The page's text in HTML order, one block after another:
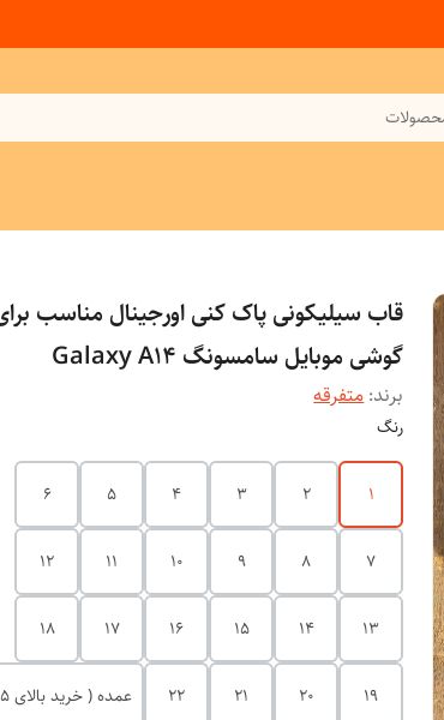
قاب سیلیکونی پاک کنی اورجینال مناسب
گوشی موبایل سامسونگ Galaxy A14
برند:متفرقه
رنگ
1
2
3
4
5
6
7
8
9
10
11
12
13
14
15
16
17
18
19
20
21
22 عمده ( خرید بالای 5 عدد)